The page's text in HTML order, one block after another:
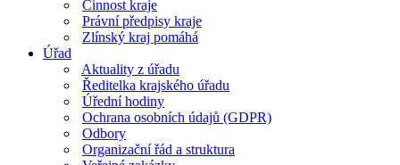
Činnost kraje
Právní předpisy kraje
Zlínský kraj pomáhá
Úřad
Aktuality z úřadu
Ředitelka krajského úřadu
Úřední hodiny
Ochrana osobních údajů (GDPR)
Odbory
Organizační řád a struktura